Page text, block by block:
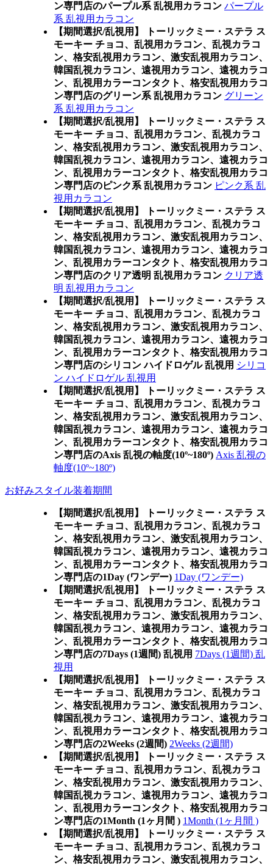
ン専門店のパープル系 乱視用カラコン パープル
系 乱視用カラコン
【期間選択/乱視用】 トーリックミー・ステラ ス
モーキー チョコ、乱視用カラコン、乱視カラコ
ン、格安乱視用カラコン、激安乱視用カラコン、
韓国乱視カラコン、遠視用カラコン、遠視カラコ
ン、乱視用カラーコンタクト、格安乱視用カラコ
ン専門店のグリーン系 乱視用カラコン グリーン
系 乱視用カラコン
【期間選択/乱視用】 トーリックミー・ステラ ス
モーキー チョコ、乱視用カラコン、乱視カラコ
ン、格安乱視用カラコン、激安乱視用カラコン、
韓国乱視カラコン、遠視用カラコン、遠視カラコ
ン、乱視用カラーコンタクト、格安乱視用カラコ
ン専門店のピンク系 乱視用カラコン ピンク系 乱
視用カラコン
【期間選択/乱視用】 トーリックミー・ステラ ス
モーキー チョコ、乱視用カラコン、乱視カラコ
ン、格安乱視用カラコン、激安乱視用カラコン、
韓国乱視カラコン、遠視用カラコン、遠視カラコ
ン、乱視用カラーコンタクト、格安乱視用カラコ
ン専門店のクリア透明 乱視用カラコン クリア透
明 乱視用カラコン
【期間選択/乱視用】 トーリックミー・ステラ ス
モーキー チョコ、乱視用カラコン、乱視カラコ
ン、格安乱視用カラコン、激安乱視用カラコン、
韓国乱視カラコン、遠視用カラコン、遠視カラコ
ン、乱視用カラーコンタクト、格安乱視用カラコ
ン専門店のシリコン ハイドロゲル 乱視用 シリコ
ン ハイドロゲル 乱視用
【期間選択/乱視用】 トーリックミー・ステラ ス
モーキー チョコ、乱視用カラコン、乱視カラコ
ン、格安乱視用カラコン、激安乱視用カラコン、
韓国乱視カラコン、遠視用カラコン、遠視カラコ
ン、乱視用カラーコンタクト、格安乱視用カラコ
ン専門店のAxis 乱視の軸度(10º~180º) Axis 乱視の
軸度(10º~180º)
お好みスタイル装着期間
【期間選択/乱視用】 トーリックミー・ステラ ス
モーキー チョコ、乱視用カラコン、乱視カラコ
ン、格安乱視用カラコン、激安乱視用カラコン、
韓国乱視カラコン、遠視用カラコン、遠視カラコ
ン、乱視用カラーコンタクト、格安乱視用カラコ
ン専門店の1Day (ワンデー) 1Day (ワンデー)
【期間選択/乱視用】 トーリックミー・ステラ ス
モーキー チョコ、乱視用カラコン、乱視カラコ
ン、格安乱視用カラコン、激安乱視用カラコン、
韓国乱視カラコン、遠視用カラコン、遠視カラコ
ン、乱視用カラーコンタクト、格安乱視用カラコ
ン専門店の7Days (1週間) 乱視用 7Days (1週間) 乱
視用
【期間選択/乱視用】 トーリックミー・ステラ ス
モーキー チョコ、乱視用カラコン、乱視カラコ
ン、格安乱視用カラコン、激安乱視用カラコン、
韓国乱視カラコン、遠視用カラコン、遠視カラコ
ン、乱視用カラーコンタクト、格安乱視用カラコ
ン専門店の2Weeks (2週間) 2Weeks (2週間)
【期間選択/乱視用】 トーリックミー・ステラ ス
モーキー チョコ、乱視用カラコン、乱視カラコ
ン、格安乱視用カラコン、激安乱視用カラコン、
韓国乱視カラコン、遠視用カラコン、遠視カラコ
ン、乱視用カラーコンタクト、格安乱視用カラコ
ン専門店の1Month (1ヶ月間 ) 1Month (1ヶ月間 )
【期間選択/乱視用】 トーリックミー・ステラ ス
モーキー チョコ、乱視用カラコン、乱視カラコ
ン、格安乱視用カラコン、激安乱視用カラコン、